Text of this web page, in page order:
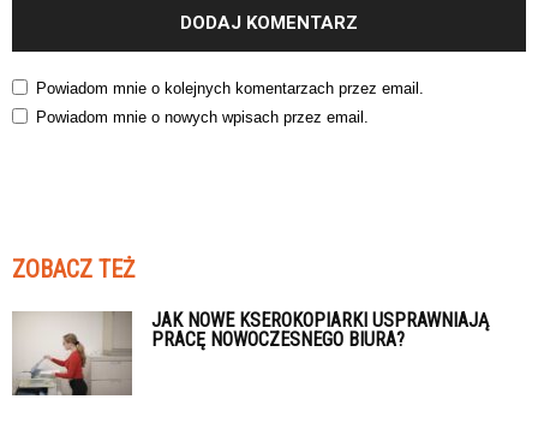
Powiadom mnie o kolejnych komentarzach przez email.
Powiadom mnie o nowych wpisach przez email.
ZOBACZ TEŻ
JAK NOWE KSEROKOPIARKI USPRAWNIAJĄ
PRACĘ NOWOCZESNEGO BIURA?